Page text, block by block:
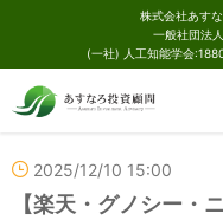
株式会社あす
一般社団法
(一社) 人工知能学会
2025/12/10 15:00
【楽天・グノシー・